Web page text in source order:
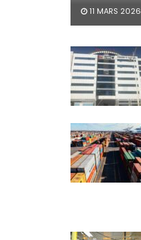
11 MARS 2026